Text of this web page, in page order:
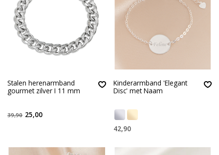
Stalen herenarmband
gourmet zilver I 11 mm
39,90 25,00
Kinderarmband 'Elegant
Disc' met Naam
42,90